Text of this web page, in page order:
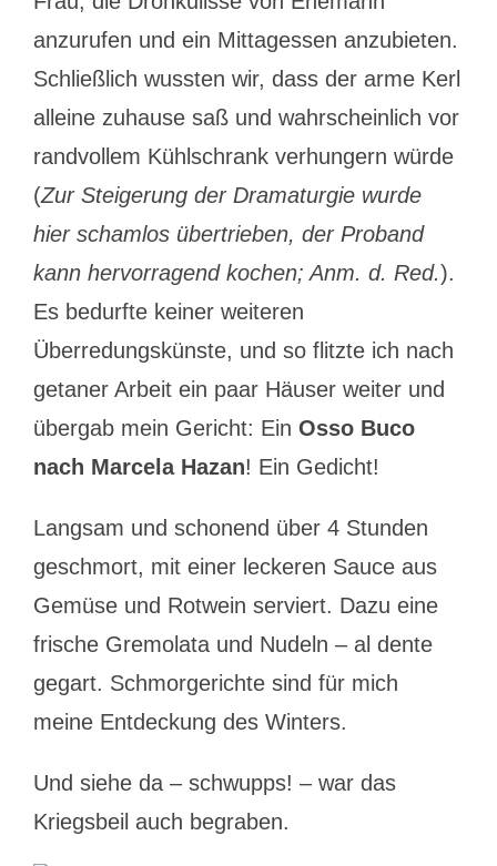
anzurufen und ein Mittagessen anzubieten.
Schließlich wussten wir, dass der arme Kerl
alleine zuhause saß und wahrscheinlich vor
randvollem Kühlschrank verhungern würde
(Zur Steigerung der Dramaturgie wurde
hier schamlos übertrieben, der Proband
kann hervorragend kochen; Anm. d. Red.).
Es bedurfte keiner weiteren
Überredungskünste, und so flitzte ich nach
getaner Arbeit ein paar Häuser weiter und
übergab mein Gericht: Ein Osso Buco
nach Marcela Hazan! Ein Gedicht!
Langsam und schonend über 4 Stunden
geschmort, mit einer leckeren Sauce aus
Gemüse und Rotwein serviert. Dazu eine
frische Gremolata und Nudeln – al dente
gegart. Schmorgerichte sind für mich
meine Entdeckung des Winters.
Und siehe da – schwupps! – war das
Kriegsbeil auch begraben.